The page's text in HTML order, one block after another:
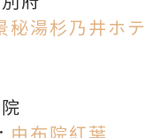
秘湯杉乃井ホテ